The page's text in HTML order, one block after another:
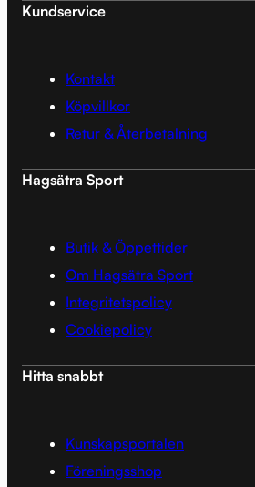
Kundservice
Kontakt
Köpvillkor
Retur & Återbetalning
Hagsätra Sport
Butik & Öppettider
Om Hagsätra Sport
Integritetspolicy
Cookiepolicy
Hitta snabbt
Kunskapsportalen
Föreningsshop